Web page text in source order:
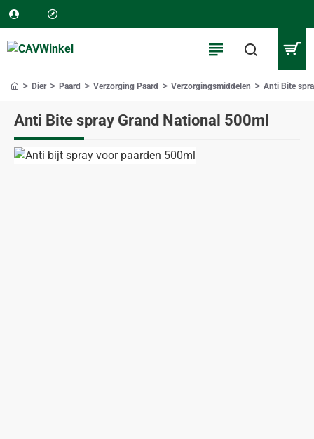
Anti Bite spray Grand National 500ml
Dier Paard Verzorging Paard Verzorgingsmiddelen Anti Bite